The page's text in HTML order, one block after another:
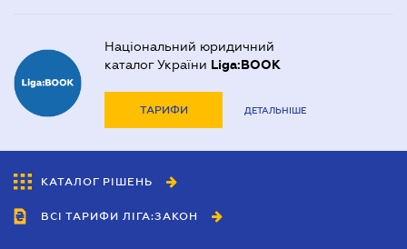
Національний юридичний
каталог України Liga:BOOK
ТАРИФИ ДЕТАЛЬНІШЕ
КАТАЛОГ РІШЕНЬ
ВСІ ТАРИФИ ЛІГА:ЗАКОН